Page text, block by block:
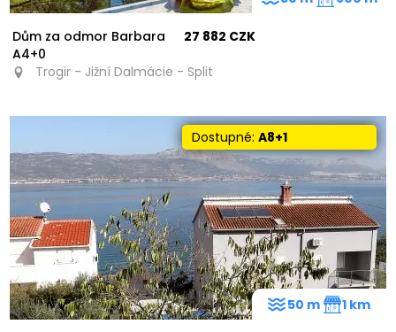
Dům za odmor Barbara
A4+0
27 882 CZK
Trogir - Jižní Dalmácie - Split
Dostupné:A8+1
50 m 1 km